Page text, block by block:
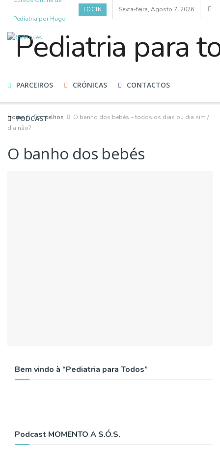
Pediatria por Hugo
Rodrigues
LOGIN Sexta-feira, Agosto 7, 2026
HOME CURSOS BLOG ESPECIALISTAS
PARCEIROS CRÓNICAS CONTACTOS
PODCAST
Home Conselhos
O banho dos bebés – todos os dias ou dia sim /
dia não?
O banho dos bebés
Bem vindo à “Pediatria para Todos”
Podcast MOMENTO A S.Ó.S.